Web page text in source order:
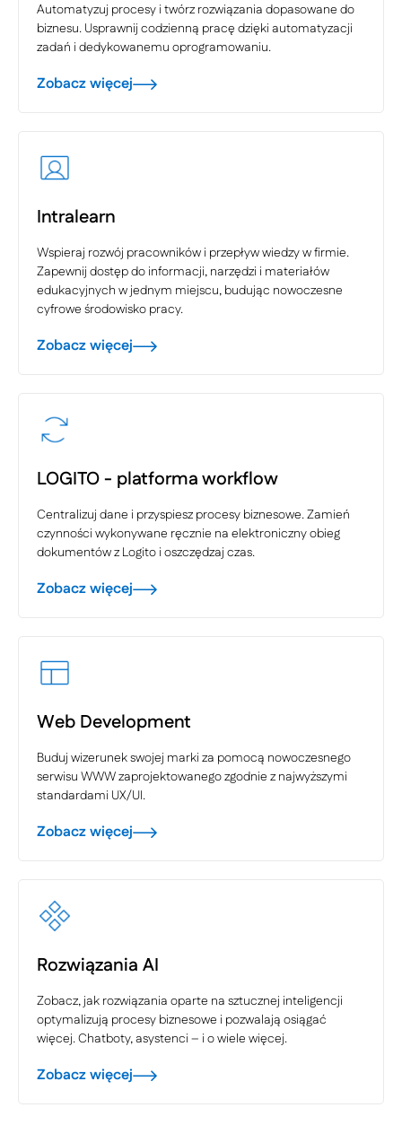
Automatyzuj procesy i twórz rozwiązania dopasowane do
biznesu. Usprawnij codzienną pracę dzięki automatyzacji
zadań i dedykowanemu oprogramowaniu.
Zobacz więcej
Intralearn
Wspieraj rozwój pracowników i przepływ wiedzy w firmie.
Zapewnij dostęp do informacji, narzędzi i materiałów
edukacyjnych w jednym miejscu, budując nowoczesne
cyfrowe środowisko pracy.
Zobacz więcej
LOGITO - platforma workflow
Centralizuj dane i przyspiesz procesy biznesowe. Zamień
czynności wykonywane ręcznie na elektroniczny obieg
dokumentów z Logito i oszczędzaj czas.
Zobacz więcej
Web Development
Buduj wizerunek swojej marki za pomocą nowoczesnego
serwisu WWW zaprojektowanego zgodnie z najwyższymi
standardami UX/UI.
Zobacz więcej
Rozwiązania AI
Zobacz, jak rozwiązania oparte na sztucznej inteligencji
optymalizują procesy biznesowe i pozwalają osiągać
więcej. Chatboty, asystenci – i o wiele więcej.
Zobacz więcej